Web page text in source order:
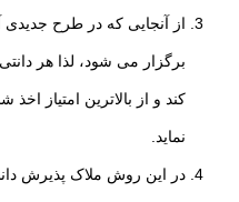
از آنجایی که در طرح
برگزار می شود، لذا هر دانتی
کند و از بالاترین امتیاز
نماید.
در این روش ملاک پذیرش